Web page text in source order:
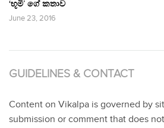
‘භූමි’ ගේ කතාව
June 23, 2016
GUIDELINES & CONTACT
Content on Vikalpa is governed by
submission or comment that does